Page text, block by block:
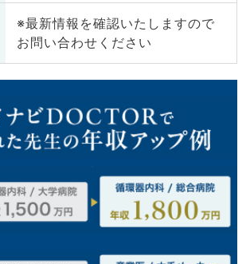
※最新情報を確認いたしますので
お問い合わせください